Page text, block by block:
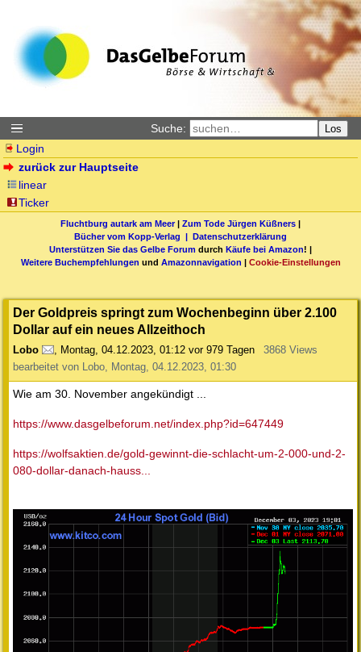
Suche: Los
Login
zurück zur Hauptseite
linear
Ticker
Fluchtburg autark am Meer| Zum Tode Jürgen Küßners |
Bücher vom Kopp-Verlag | Datenschutzerklärung
Unterstützen Sie das Gelbe Forum durch Käufe bei Amazon! |
Weitere Buchempfehlungen und Amazonnavigation | Cookie-Einstellungen
Der Goldpreis springt zum Wochenbeginn über 2.100
Dollar auf ein neues Allzeithoch
Lobo , Montag, 04.12.2023, 01:12 vor 979 Tagen
3868 Views
bearbeitet von Lobo, Montag, 04.12.2023, 01:30
Wie am 30. November angekündigt ...
https://www.dasgelbeforum.net/index.php?id=647449
https://wolfsaktien.de/gold-gewinnt-die-schlacht-um-2-000-und-2-
080-dollar-danach-hauss...